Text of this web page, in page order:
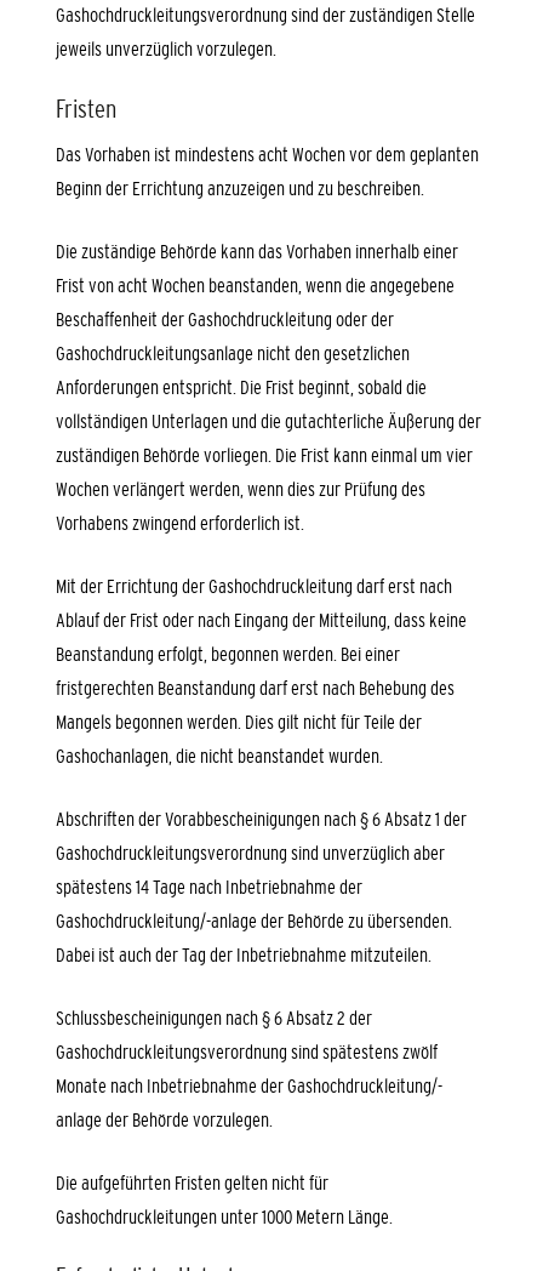
Gashochdruckleitungsverordnung sind der zuständigen Stelle
jeweils unverzüglich vorzulegen.
Fristen
Das Vorhaben ist mindestens acht Wochen vor dem geplanten
Beginn der Errichtung anzuzeigen und zu beschreiben.
Die zuständige Behörde kann das Vorhaben innerhalb einer
Frist von acht Wochen beanstanden, wenn die angegebene
Beschaffenheit der Gashochdruckleitung oder der
Gashochdruckleitungsanlage nicht den gesetzlichen
Anforderungen entspricht. Die Frist beginnt, sobald die
vollständigen Unterlagen und die gutachterliche Äußerung der
zuständigen Behörde vorliegen. Die Frist kann einmal um vier
Wochen verlängert werden, wenn dies zur Prüfung des
Vorhabens zwingend erforderlich ist.
Mit der Errichtung der Gashochdruckleitung darf erst nach
Ablauf der Frist oder nach Eingang der Mitteilung, dass keine
Beanstandung erfolgt, begonnen werden. Bei einer
fristgerechten Beanstandung darf erst nach Behebung des
Mangels begonnen werden. Dies gilt nicht für Teile der
Gashochanlagen, die nicht beanstandet wurden.
Abschriften der Vorabbescheinigungen nach § 6 Absatz 1 der
Gashochdruckleitungsverordnung sind unverzüglich aber
spätestens 14 Tage nach Inbetriebnahme der
Gashochdruckleitung/-anlage der Behörde zu übersenden.
Dabei ist auch der Tag der Inbetriebnahme mitzuteilen.
Schlussbescheinigungen nach § 6 Absatz 2 der
Gashochdruckleitungsverordnung sind spätestens zwölf
Monate nach Inbetriebnahme der Gashochdruckleitung/-
anlage der Behörde vorzulegen.
Die aufgeführten Fristen gelten nicht für
Gashochdruckleitungen unter 1000 Metern Länge.